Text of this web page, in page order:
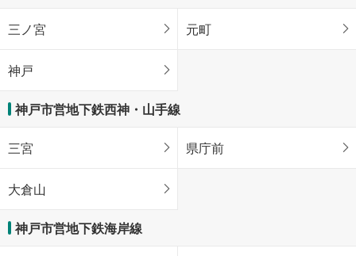
三ノ宮 元町
神戸
神戸市営地下鉄西神・山手線
三宮 県庁前
大倉山
神戸市営地下鉄海岸線